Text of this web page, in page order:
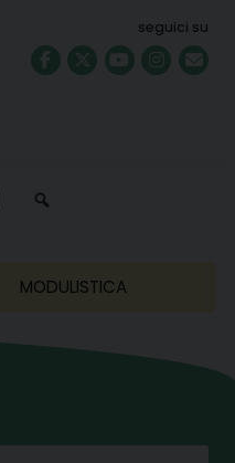
seguici su
MODULISTICA